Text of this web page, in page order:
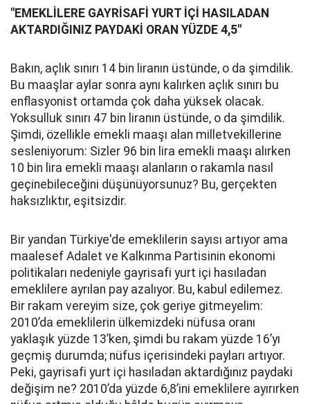
"EMEKLİLERE GAYRİSAFİ YURT İÇİ HASILADAN
AKTARDIĞINIZ PAYDAKİ ORAN YÜZDE 4,5"
Bakın, açlık sınırı 14 bin liranın üstünde, o da şimdilik.
Bu maaşlar aylar sonra aynı kalırken açlık sınırı bu
enflasyonist ortamda çok daha yüksek olacak.
Yoksulluk sınırı 47 bin liranın üstünde, o da şimdilik.
Şimdi, özellikle emekli maaşı alan milletvekillerine
sesleniyorum: Sizler 96 bin lira emekli maaşı alırken
10 bin lira emekli maaşı alanların o rakamla nasıl
geçinebileceğini düşünüyorsunuz? Bu, gerçekten
haksızlıktır, eşitsizdir.
Bir yandan Türkiye'de emeklilerin sayısı artıyor ama
maalesef Adalet ve Kalkınma Partisinin ekonomi
politikaları nedeniyle gayrisafi yurt içi hasıladan
emeklilere ayrılan pay azalıyor. Bu, kabul edilemez.
Bir rakam vereyim size, çok geriye gitmeyelim:
2010’da emeklilerin ülkemizdeki nüfusa oranı
yaklaşık yüzde 13’ken, şimdi bu rakam yüzde 16’yı
geçmiş durumda; nüfus içerisindeki payları artıyor.
Peki, gayrisafi yurt içi hasıladan aktardığınız paydaki
değişim ne? 2010’da yüzde 6,8’ini emeklilere ayırırken